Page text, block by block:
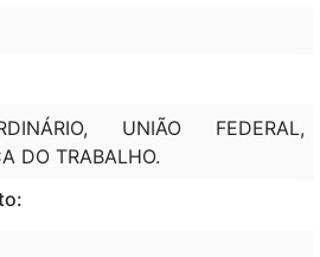
UNIÃO FEDERAL,
DO TRABALHO.